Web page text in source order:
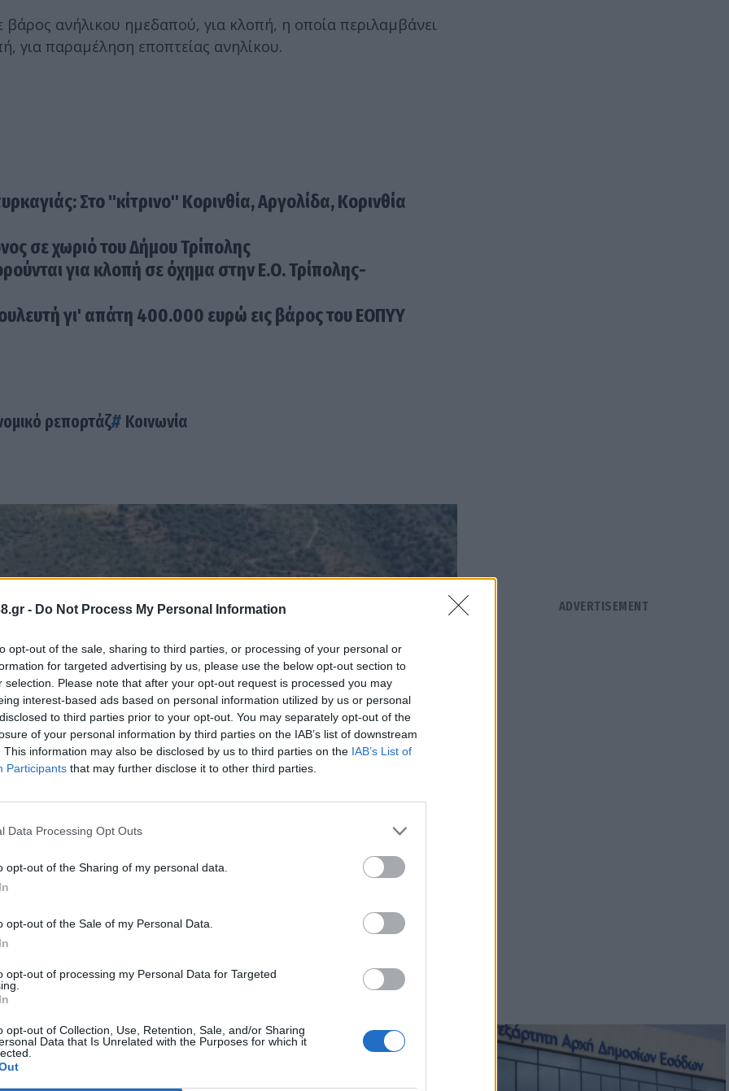
- Do Not Process My Personal Information
opt-out of the sale, sharing to third parties, or processing of your personal or
for targeted advertising by us, please use the below opt-out section to
selection. Please note that after your opt-out request is processed you may
interest-based ads based on personal information utilized by us or personal
to third parties prior to your opt-out. You may separately opt-out of the
of your personal information by third parties on the IAB’s list of downstream
This information may also be disclosed by us to third parties on the IAB’s List of
Participants that may further disclose it to other third parties.
Data Processing Opt Outs
opt-out of the Sharing of my personal data.
opt-out of the Sale of my Personal Data.
opt-out of processing my Personal Data for Targeted
opt-out of Collection, Use, Retention, Sale, and/or Sharing
Data that Is Unrelated with the Purposes for which it
ανήλικου ημεδαπού, για κλοπή, η οποία περιλαμβάνει
για παραμέληση εποπτείας ανηλίκου.
Στο "κίτρινο" Κορινθία, Αργολίδα, Κορινθία
σε χωριό του Δήμου Τρίπολης
για κλοπή σε όχημα στην Ε.Ο. Τρίπολης-
γι' απάτη 400.000 ευρώ εις βάρος του ΕΟΠΥΥ
ρεπορτάζ Κοινωνία
Αρκαδικό –